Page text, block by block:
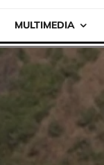
MULTIMEDIA